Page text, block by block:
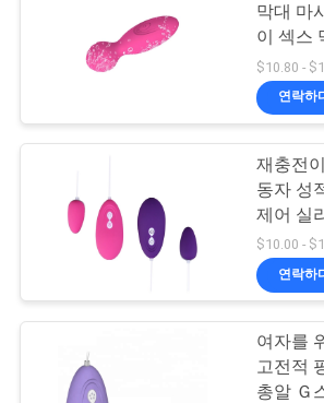
하
이
트
발언 리킹 진
진동 달걀 성
막대 마
이 섹스
마사지
$10.80 -
연락하
재충전
동자 성
제어 실
$10.00 -
연락하
여자를
고전적
총알 Ｇ